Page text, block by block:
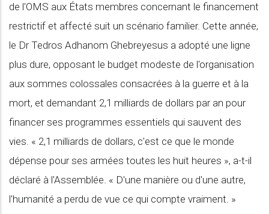
de l'OMS aux États membres concernant le financement
restrictif et affecté suit un scénario familier. Cette année,
le Dr Tedros Adhanom Ghebreyesus a adopté une ligne
plus dure, opposant le budget modeste de l'organisation
aux sommes colossales consacrées à la guerre et à la
mort, et demandant 2,1 milliards de dollars par an pour
financer ses programmes essentiels qui sauvent des
vies. « 2,1 milliards de dollars, c'est ce que le monde
dépense pour ses armées toutes les huit heures », a-t-il
déclaré à l'Assemblée. « D'une manière ou d'une autre,
l'humanité a perdu de vue ce qui compte vraiment. »